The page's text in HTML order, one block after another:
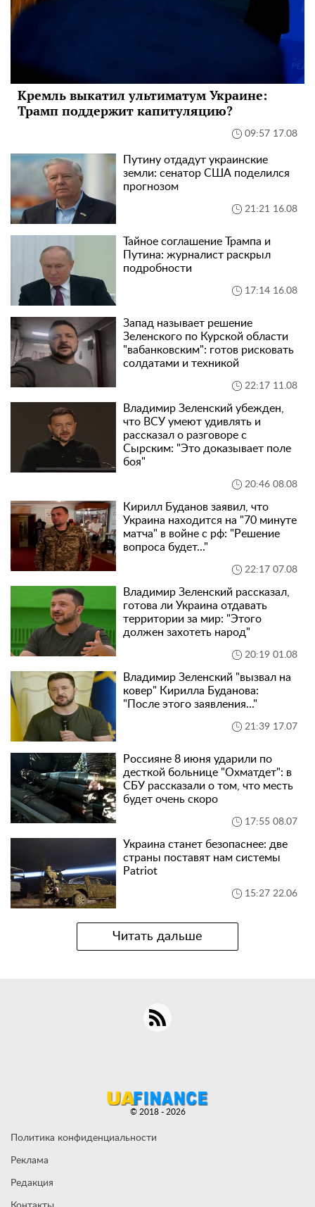
Кремль выкатил ультиматум Украине:
Трамп поддержит капитуляцию?
09:57 17.08
Путину отдадут украинские
земли: сенатор США поделился
прогнозом
21:21 16.08
Тайное соглашение Трампа и
Путина: журналист раскрыл
подробности
17:14 16.08
Запад называет решение
Зеленского по Курской области
"вабанковским": готов рисковать
солдатами и техникой
22:17 11.08
Владимир Зеленский убежден,
что ВСУ умеют удивлять и
рассказал о разговоре с
Сырским: "Это доказывает поле
боя"
20:46 08.08
Кирилл Буданов заявил, что
Украина находится на "70 минуте
матча" в войне с рф: "Решение
вопроса будет..."
22:17 07.08
Владимир Зеленский рассказал,
готова ли Украина отдавать
территории за мир: "Этого
должен захотеть народ"
20:19 01.08
Владимир Зеленский "вызвал на
ковер" Кирилла Буданова:
"После этого заявления..."
21:39 17.07
Россияне 8 июня ударили по
десткой больнице "Охматдет": в
СБУ рассказали о том, что месть
будет очень скоро
17:55 08.07
Украина станет безопаснее: две
страны поставят нам системы
Patriot
15:27 22.06
Читать дальше
Политика конфиденциальности
Реклама
Редакция
© 2018 - 2026